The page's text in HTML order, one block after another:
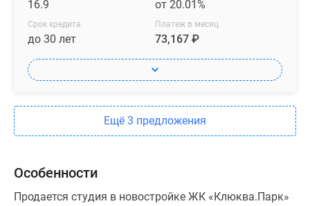
16.9 от 20.01%
Срок кредита
до 30 лет
Платеж в месяц
73,167 ₽
Ещё 3 предложения
Особенности
Продается студия в новостройке ЖК «Клюква.Парк»